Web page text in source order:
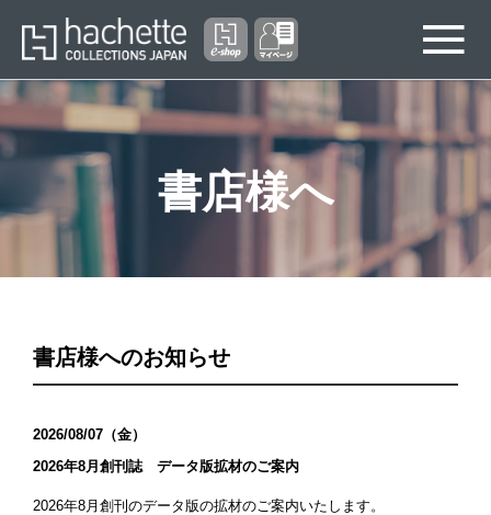
書店様へ
書店様へのお知らせ
2026/08/07（金）
2026年8月創刊誌 データ版拡材のご案内
2026年8月創刊のデータ版の拡材のご案内いたします。